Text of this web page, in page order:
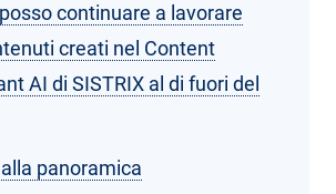
continuare a lavorare
creati nel Content
AI di SISTRIX al di fuori del
panoramica